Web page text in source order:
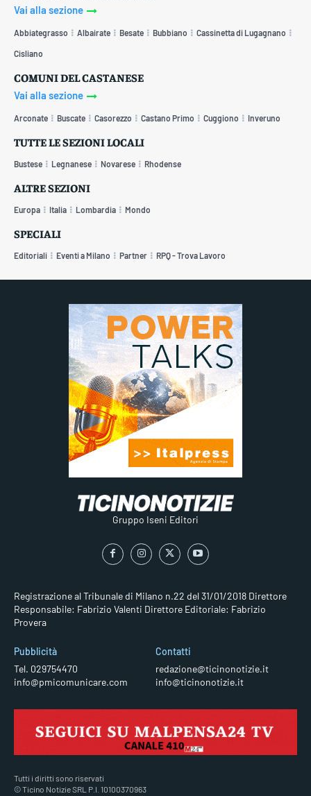
Vai alla sezione
Abbiategrasso Albairate Besate Bubbiano Cassinetta di Lugagnano
Cisliano
COMUNI DEL CASTANESE
Vai alla sezione
Arconate Buscate Casorezzo Castano Primo Cuggiono Inveruno
TUTTE LE SEZIONI LOCALI
Bustese Legnanese Novarese Rhodense
ALTRE SEZIONI
Europa Italia Lombardia Mondo
SPECIALI
Editoriali Eventi a Milano Partner RPQ - Trova Lavoro
Gruppo Iseni Editori
Registrazione al Tribunale di Milano n.22 del 31/01/2018 Direttore
Responsabile: Fabrizio Valenti Direttore Editoriale: Fabrizio
Provera
Pubblicità
Tel. 029754470
info@pmicomunicare.com
Contatti
redazione@ticinonotizie.it
info@ticinonotizie.it
Tutti i diritti sono riservati
© Ticino Notizie SRL P.I. 10100370963